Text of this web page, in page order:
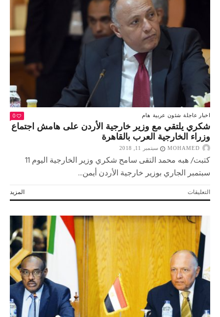
الاجتماع
الوزاري
في
القاهرة
مغلقة
اخبار عاجلة شئون عربية هام 0
شكري يلتقي مع وزير خارجية الأردن على هامش اجتماع
وزراء الخارجية العرب بالقاهرة
MOHAMED سبتمبر 11, 2018
كتبت/ هبه محمد التقى سامح شكري وزير الخارجية اليوم 11
سبتمبر الجاري بوزير خارجية الأردن أيمن...
المزيد التعليقاتعلى
شكري
مع
على
هامش
اجتماع
وزراء
الخارجية
العرب
بالقاهرة